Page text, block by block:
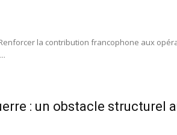
la contribution francophone aux
: un obstacle structurel